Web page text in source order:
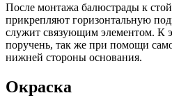
После монтажа балюстрады к
прикрепляют горизонтальную
служит связующим элементом. К
поручень, так же при помощи
нижней стороны основания.
Окраска